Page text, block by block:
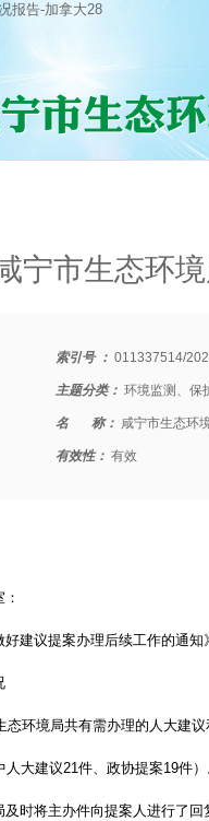
报告-加拿大28
宁市生态环
索引号 ： 011337514/
主题分类： 环境监测、保
名 称： 咸宁市生态环
有效性： 有效
好建议提案办理后续工作的通
态环境局共有需办理的人大建
人大建议21件、政协提案19件
及时将主办件向提案人进行了